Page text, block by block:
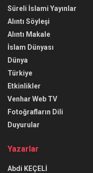
Süreli İslami Yayınlar
Alıntı Söyleşi
Alıntı Makale
İslam Dünyası
Dünya
Türkiye
Etkinlikler
Venhar Web TV
Fotoğrafların Dili
Duyurular
Yazarlar
Abdi KEÇELİ